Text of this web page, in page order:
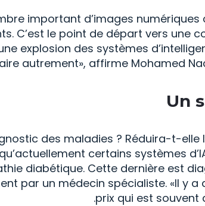
important d’images
C’est le point de départ vers une
explosion des systèmes
autrement», affirme Mohamed
Un
des maladies ? Réduira-t-
certains systèmes
diabétique. Cette dernière est
par un médecin spécialiste. «Il y
prix qui est souvent